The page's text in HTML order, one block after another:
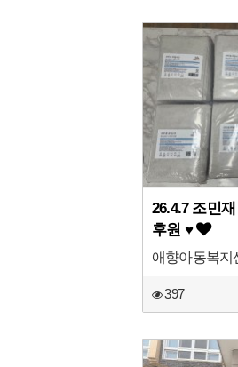
26.4.7 조민
후원 ♥
애향아동복지
397